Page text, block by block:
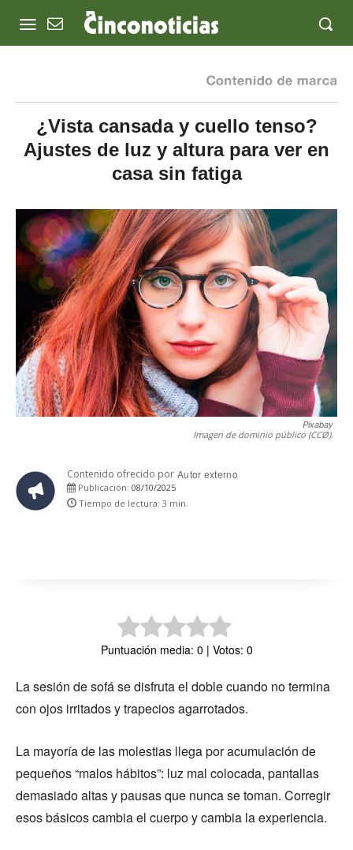
¿Vista cansada y cuello tenso?
Ajustes de luz y altura para ver en
casa sin fatiga
Pixabay
Imagen de dominio público (CCØ).
Contenido ofrecido por Autor externo
Publicación: 08/10/2025
Tiempo de lectura: 3 min.
Puntuación media: 0 | Votos: 0
La sesión de sofá se disfruta el doble cuando no termina
con ojos irritados y trapecios agarrotados.
La mayoría de las molestias llega por acumulación de
pequeños “malos hábitos”: luz mal colocada, pantallas
demasiado altas y pausas que nunca se toman. Corregir
esos básicos cambia el cuerpo y cambia la experiencia.